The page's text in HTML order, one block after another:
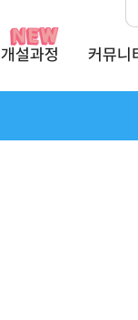
개설과정 커뮤니